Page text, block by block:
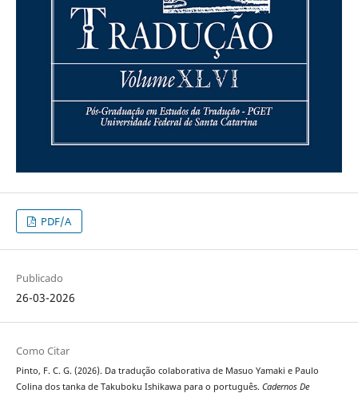
PDF/A
Publicado
26-03-2026
Como Citar
Pinto, F. C. G. (2026). Da tradução colaborativa de Masuo Yamaki e Paulo
Colina dos tanka de Takuboku Ishikawa para o português. Cadernos De